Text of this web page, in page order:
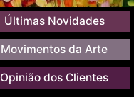
Últimas Novidades
Movimentos da Arte
Opinião dos Clientes